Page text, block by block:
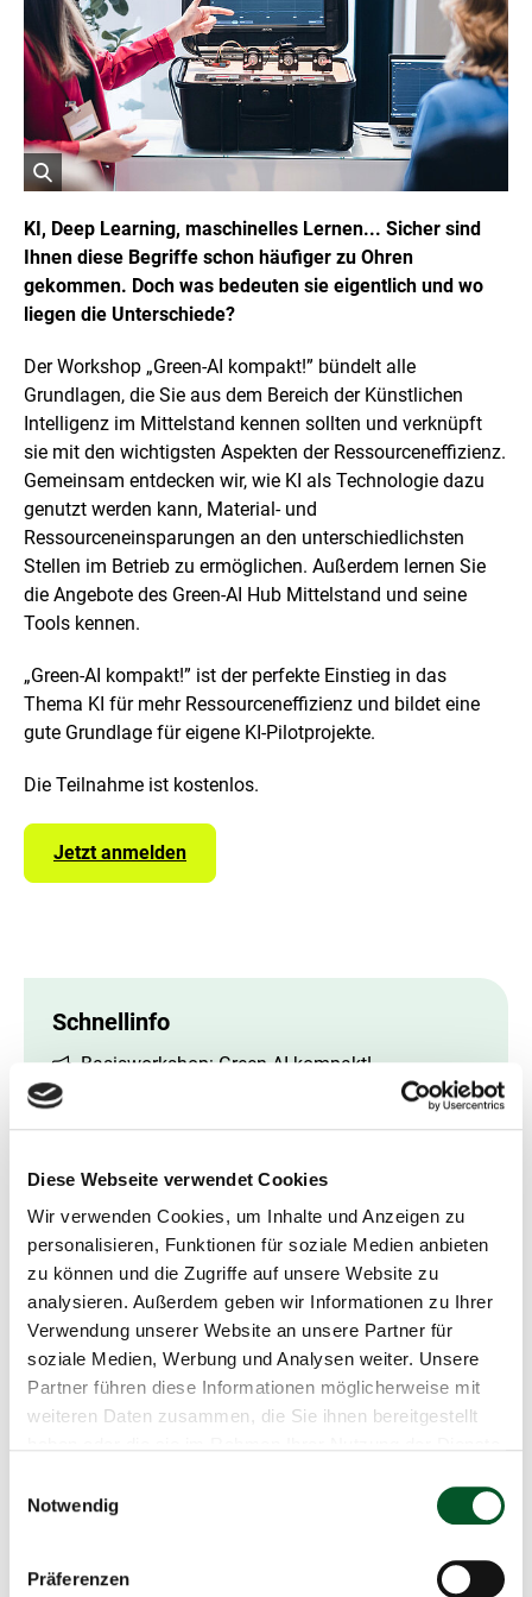
Diese Webseite verwendet Cookies
Wir verwenden Cookies, um Inhalte und Anzeigen zu
personalisieren, Funktionen für soziale Medien anbieten
zu können und die Zugriffe auf unsere Website zu
analysieren. Außerdem geben wir Informationen zu Ihrer
Verwendung unserer Website an unsere Partner für
soziale Medien, Werbung und Analysen weiter. Unsere
Partner führen diese Informationen möglicherweise mit
weiteren Daten zusammen, die Sie ihnen bereitgestellt
Notwendig
Präferenzen
f
f
n
e
t
i
d
i
n
e
n
e
r
v
e
r
ö
e
t
n
a
n
g
r
i
g
h
t
I
n
f
a
t
o
n
e
n
KI, Deep Learning, maschinelles Lernen... Sicher sind
Ihnen diese Begriffe schon häufiger zu Ohren
gekommen. Doch was bedeuten sie eigentlich und wo
liegen die Unterschiede?
Der Workshop „Green-AI kompakt!” bündelt alle
Grundlagen, die Sie aus dem Bereich der Künstlichen
Intelligenz im Mittelstand kennen sollten und verknüpft
sie mit den wichtigsten Aspekten der Ressourceneffizienz.
Gemeinsam entdecken wir, wie KI als Technologie dazu
genutzt werden kann, Material- und
Ressourceneinsparungen an den unterschiedlichsten
Stellen im Betrieb zu ermöglichen. Außerdem lernen Sie
die Angebote des Green-AI Hub Mittelstand und seine
Tools kennen.
„Green-AI kompakt!” ist der perfekte Einstieg in das
Thema KI für mehr Ressourceneffizienz und bildet eine
gute Grundlage für eigene KI-Pilotprojekte.
Die Teilnahme ist kostenlos.
Jetzt anmelden
Schnellinfo
Basisworkshop: Green-AI kompakt!
30.08.2023
09:30 Uhr-12:30 Uhr
Online
+49 30 72618 1753
E-Mail schreiben